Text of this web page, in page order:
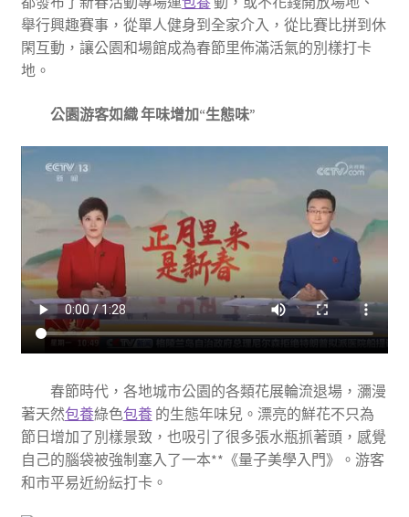
舉行興趣賽事，從單人健身到全家介入，從比賽比拼到休
閑互動，讓公園和場館成為春節里佈滿活氣的別樣打卡
地。
公園游客如織 年味增加“生態味”
春節時代，各地城市公園的各類花展輪流退場，瀰漫
著天然包養綠色包養的生態年味兒。漂亮的鮮花不只為
節日增加了別樣景致，也吸引了很多張水瓶抓著頭，感覺
自己的腦袋被強制塞入了一本**《量子美學入門》。游客
和市平易近紛紜打卡。